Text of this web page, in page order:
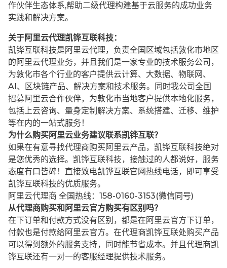
作伙伴生态体系,帮助二级代理构建基于云服务的成功业务
实践和解决方案。
关于阿里云代理凯铧互联科技：
凯铧互联科技是阿里云代理，负责全国区域包括敦化市地区
的阿里云代理业务，并且我们是一家专业的技术服务公司，
为敦化市各个行业的客户提供云计算、大数据、物联网、
AI、区块链产品、解决方案和技术服务。同时我公司全国
招募阿里云合作伙伴，为敦化市当地客户提供本地化服务，
包括上云咨询、量身定制解决方案、系统搭建、迁移、维护
等在内的一站式服务！
为什么购买阿里云业务建议联系凯铧互联？
如果在有意寻找代理商购买阿里云产品，凯铧互联科技绝对
是您优秀的选择。凯铧互联科技，接触过的人都说好，服务
态度有口皆碑！直接致电凯铧互联官网热线电话，即可享受
凯铧互联科技的优质服务。
阿里云代理商 全国热线：158-0160-3153(微信同号)
从代理商购买和阿里云官方购买有区别吗？
在下订单和付款方式没有区别，都是在阿里云官方下订单，
付款也是付款给阿里云官方。在代理商凯铧互联处购买产品
可以得到额外的服务支持，同时能节省成本。并且代理商凯
铧互联还有一对一的客服经理提供技术服务。